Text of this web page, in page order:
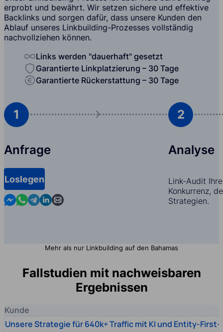
erprobt und bewährt. Wir setzen sichere und effektive
Backlinks und sorgen dafür, dass unsere Kunden den
Ablauf unseres Linkbuilding-Prozesses vollständig
nachvollziehen können.
Links werden "dauerhaft" gesetzt
Garantierte Linkplatzierung – 30 Tage
Garantierte Rückerstattung – 30 Tage
1
Anfrage
Loslegen
Contact us in Messenger
Contact us in WhatsApp
Contact us in Telegram
Contact us in Linkedin
Contact us by email
2
Analyse
Link-Audit
Konkurrenz,
Strategien.
Mehr als nur Linkbuilding auf den Bahamas
Fallstudien mit nachweisbaren
Ergebnissen
Kunde
Unsere Strategie für 640k+ Traffic mit KI und Entity-